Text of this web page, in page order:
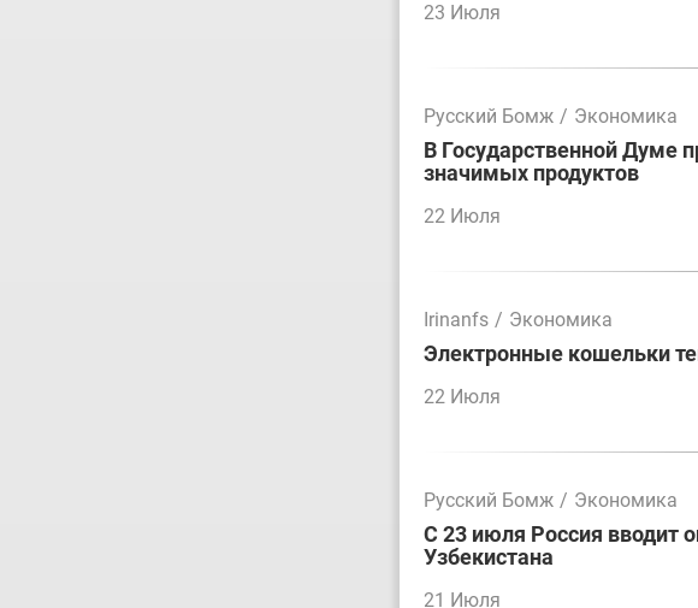
23 Июля
Русский Бомж / Экономика
В Государственной Думе
значимых продуктов
22 Июля
Irinanfs / Экономика
Электронные кошельки
22 Июля
Русский Бомж / Экономика
С 23 июля Россия вводит
Узбекистана
21 Июля